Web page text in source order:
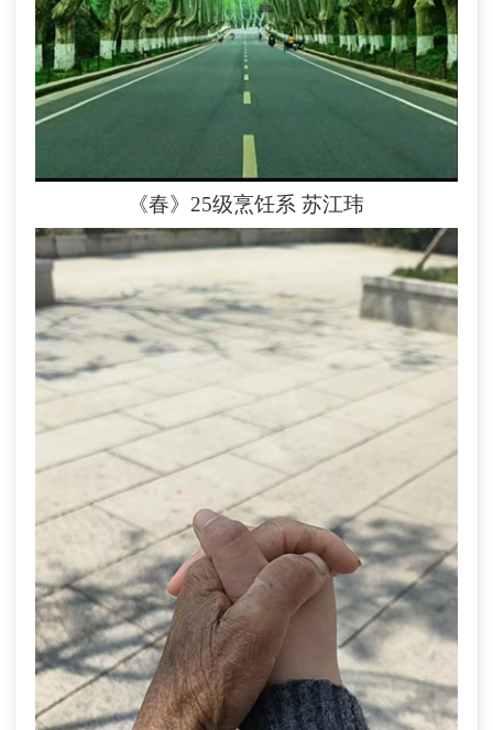
《春》25级烹饪系苏江玮